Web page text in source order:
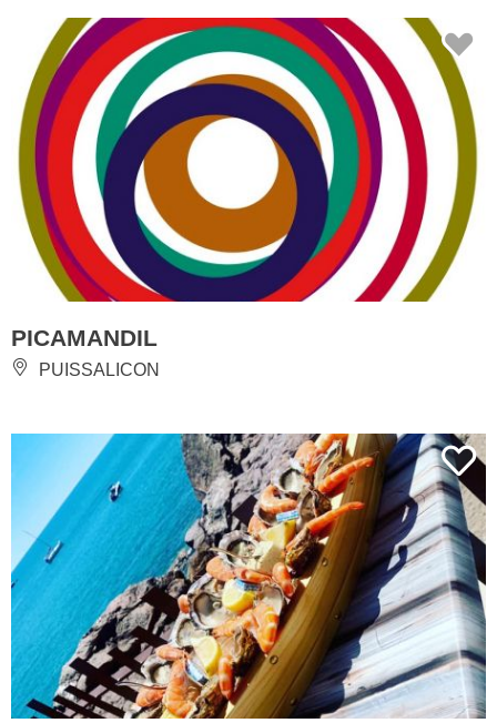
PICAMANDIL
PUISSALICON